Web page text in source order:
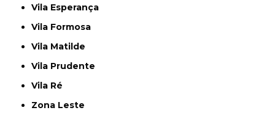
Vila Esperança
Vila Formosa
Vila Matilde
Vila Prudente
Vila Ré
Zona Leste